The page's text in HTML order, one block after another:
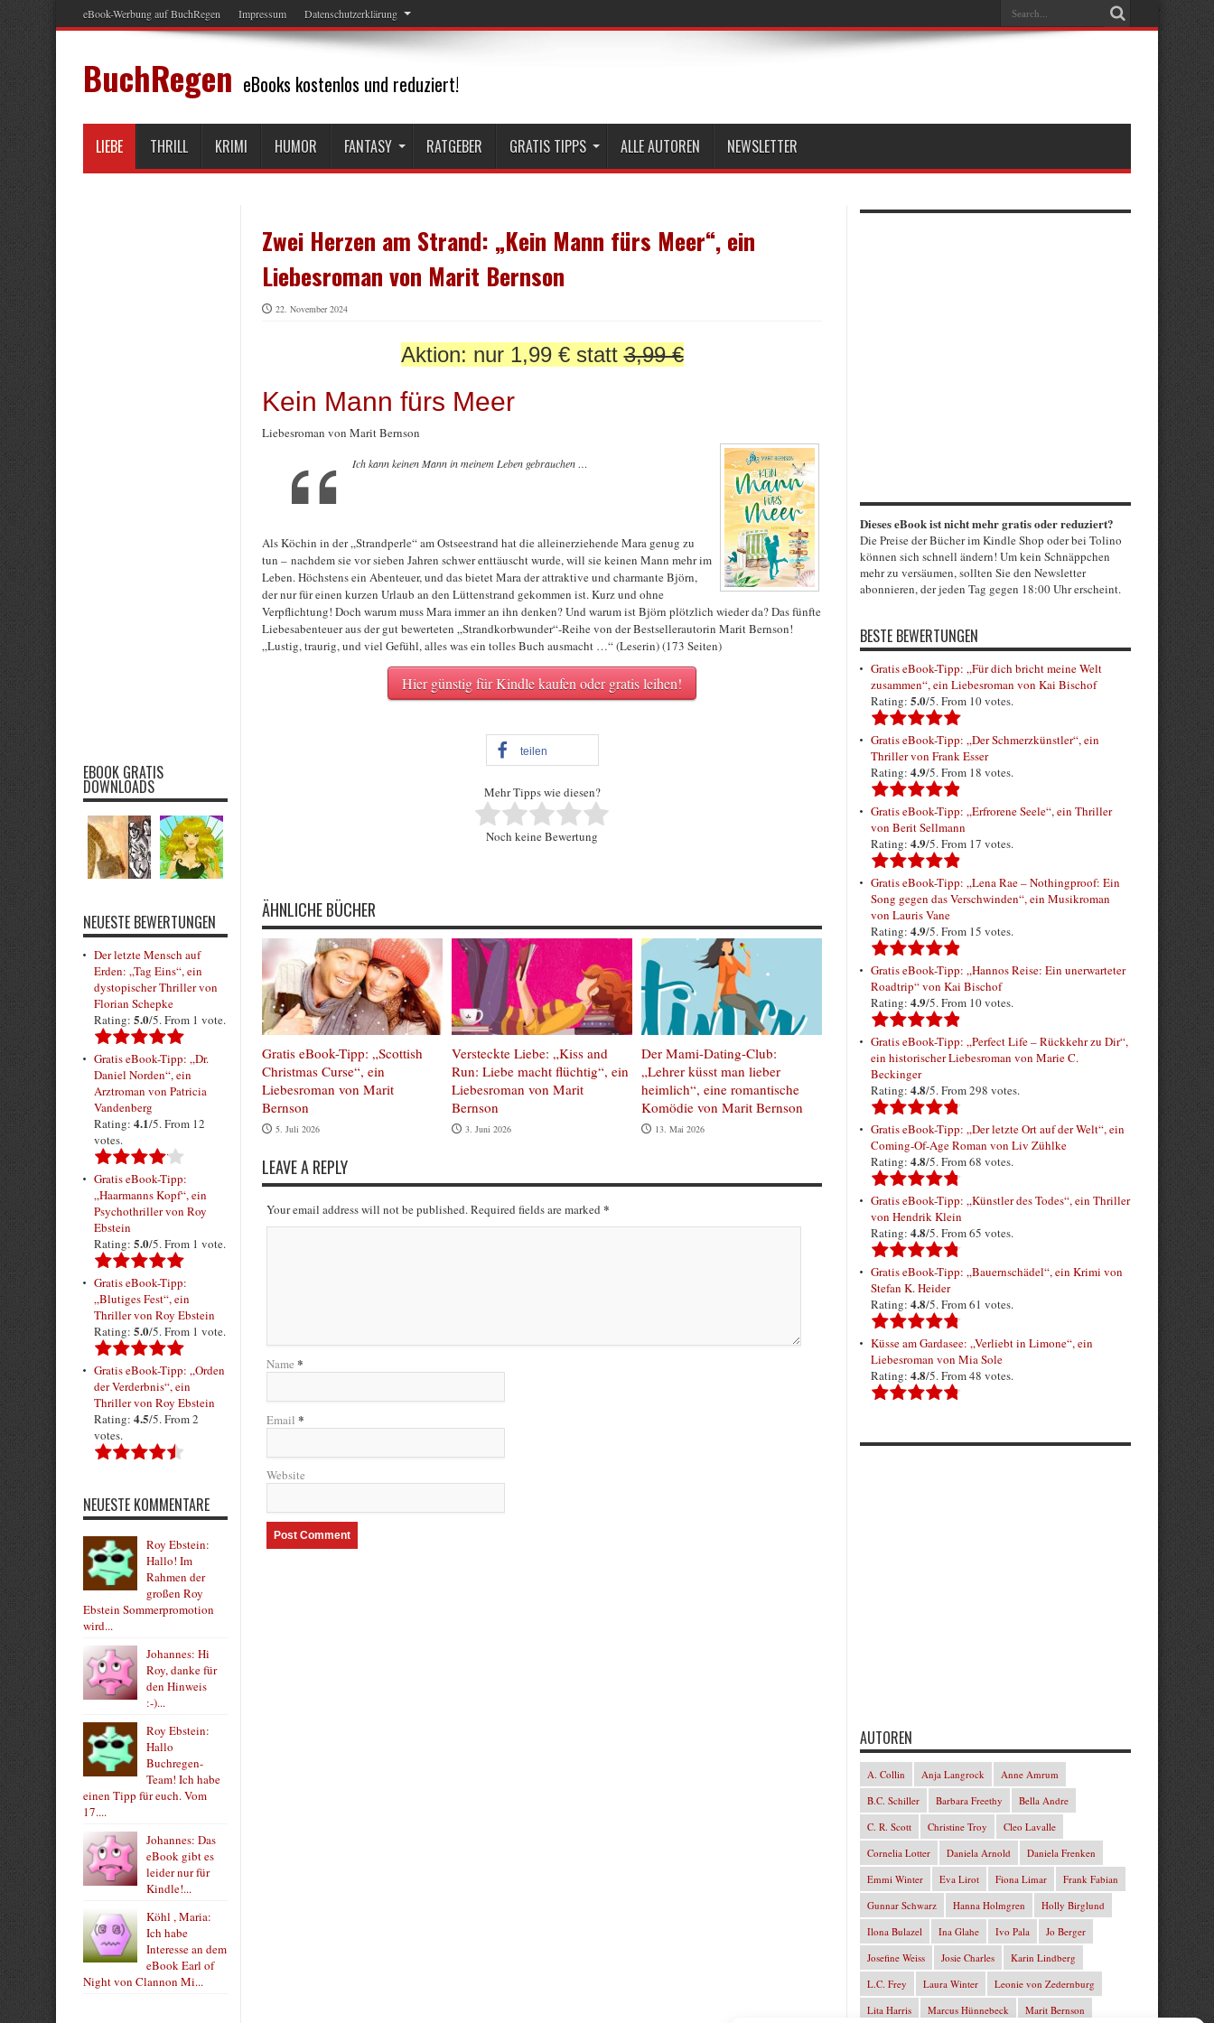
eBook-Werbung auf BuchRegen Impressum Datenschutzerklärung
BuchRegen eBooks kostenlos und reduziert!
LIEBE THRILL KRIMI HUMOR FANTASY RATGEBER GRATIS TIPPS ALLE AUTOREN NEWSLETTER
Zwei Herzen am Strand: „Kein Mann fürs Meer“, ein
Liebesroman von Marit Bernson
22. November 2024
Aktion: nur 1,99 € statt3,99 €
Kein Mann fürs Meer
Liebesroman von Marit Bernson
Ich kann keinen Mann in meinem Leben gebrauchen …
Als Köchin in der „Strandperle“ am Ostseestrand hat die alleinerziehende Mara genug zu
tun – nachdem sie vor sieben Jahren schwer enttäuscht wurde, will sie keinen Mann mehr im
Leben. Höchstens ein Abenteuer, und das bietet Mara der attraktive und charmante Björn,
der nur für einen kurzen Urlaub an den Lüttenstrand gekommen ist. Kurz und ohne
Verpflichtung! Doch warum muss Mara immer an ihn denken? Und warum ist Björn plötzlich wieder da? Das fünfte
Liebesabenteuer aus der gut bewerteten „Strandkorbwunder“-Reihe von der Bestsellerautorin Marit Bernson!
„Lustig, traurig, und viel Gefühl, alles was ein tolles Buch ausmacht …“ (Leserin) (173 Seiten)
Hier günstig für Kindle kaufen oder gratis leihen!
teilen
Mehr Tipps wie diesen?
Noch keine Bewertung
ÄHNLICHE BÜCHER
Gratis eBook-Tipp: „Scottish
Christmas Curse“, ein
Liebesroman von Marit
Bernson
5. Juli 2026
Versteckte Liebe: „Kiss and
Run: Liebe macht flüchtig“, ein
Liebesroman von Marit
Bernson
3. Juni 2026
Der Mami-Dating-Club:
„Lehrer küsst man lieber
heimlich“, eine romantische
Komödie von Marit Bernson
13. Mai 2026
LEAVE A REPLY
Your email address will not be published. Required fields are marked *
Name *
Email *
Website
EBOOK GRATIS
DOWNLOADS
NEUESTE BEWERTUNGEN
Der letzte Mensch auf
Erden: „Tag Eins“, ein
dystopischer Thriller von
Florian Schepke
Rating: 5.0/5. From 1 vote.
Gratis eBook-Tipp: „Dr.
Daniel Norden“, ein
Arztroman von Patricia
Vandenberg
Rating: 4.1/5. From 12
votes.
Gratis eBook-Tipp:
„Haarmanns Kopf“, ein
Psychothriller von Roy
Ebstein
Rating: 5.0/5. From 1 vote.
Gratis eBook-Tipp:
„Blutiges Fest“, ein
Thriller von Roy Ebstein
Rating: 5.0/5. From 1 vote.
Gratis eBook-Tipp: „Orden
der Verderbnis“, ein
Thriller von Roy Ebstein
Rating: 4.5/5. From 2
votes.
NEUESTE KOMMENTARE
Roy Ebstein:
Hallo! Im
Rahmen der
großen Roy
Ebstein Sommerpromotion
wird...
Johannes: Hi
Roy, danke für
den Hinweis
:-)...
Roy Ebstein:
Hallo
Buchregen-
Team! Ich habe
einen Tipp für euch. Vom
17....
Johannes: Das
eBook gibt es
leider nur für
Kindle!...
Köhl , Maria:
Ich habe
Interesse an dem
eBook Earl of
Night von Clannon Mi...
Dieses eBook ist nicht mehr gratis oder reduziert?
Die Preise der Bücher im Kindle Shop oder bei Tolino
können sich schnell ändern! Um kein Schnäppchen
mehr zu versäumen, sollten Sie den Newsletter
abonnieren, der jeden Tag gegen 18:00 Uhr erscheint.
BESTE BEWERTUNGEN
Gratis eBook-Tipp: „Für dich bricht meine Welt
zusammen“, ein Liebesroman von Kai Bischof
Rating: 5.0/5. From 10 votes.
Gratis eBook-Tipp: „Der Schmerzkünstler“, ein
Thriller von Frank Esser
Rating: 4.9/5. From 18 votes.
Gratis eBook-Tipp: „Erfrorene Seele“, ein Thriller
von Berit Sellmann
Rating: 4.9/5. From 17 votes.
Gratis eBook-Tipp: „Lena Rae – Nothingproof: Ein
Song gegen das Verschwinden“, ein Musikroman
von Lauris Vane
Rating: 4.9/5. From 15 votes.
Gratis eBook-Tipp: „Hannos Reise: Ein unerwarteter
Roadtrip“ von Kai Bischof
Rating: 4.9/5. From 10 votes.
Gratis eBook-Tipp: „Perfect Life – Rückkehr zu Dir“,
ein historischer Liebesroman von Marie C.
Beckinger
Rating: 4.8/5. From 298 votes.
Gratis eBook-Tipp: „Der letzte Ort auf der Welt“, ein
Coming-Of-Age Roman von Liv Zühlke
Rating: 4.8/5. From 68 votes.
Gratis eBook-Tipp: „Künstler des Todes“, ein Thriller
von Hendrik Klein
Rating: 4.8/5. From 65 votes.
Gratis eBook-Tipp: „Bauernschädel“, ein Krimi von
Stefan K. Heider
Rating: 4.8/5. From 61 votes.
Küsse am Gardasee: „Verliebt in Limone“, ein
Liebesroman von Mia Sole
Rating: 4.8/5. From 48 votes.
AUTOREN
A. Collin Anja Langrock
Anne Amrum
B.C. Schiller
Barbara Freethy
Bella Andre
C. R. Scott
Christine Troy
Cleo Lavalle
Cornelia Lotter
Daniela Arnold
Daniela Frenken
Emmi Winter
Eva Lirot Fiona Limar
Frank Fabian
Gunnar Schwarz
Hanna Holmgren
Holly Birglund
Ilona Bulazel
Ina Glahe Ivo Pala
Jo Berger
Josefine Weiss
Josie Charles
Karin Lindberg
L.C. Frey
Laura Winter
Leonie von Zedernburg
Lita Harris
Marcus Hünnebeck Marit Bernson